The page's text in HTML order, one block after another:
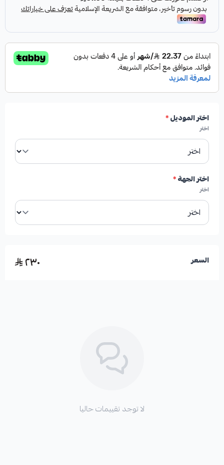
مميزات المنتج:
✓من الشركة الأمريكية HIGHROAD AUTO PARTS.
✓جودة عالية، درجة أولى.
✓يشمل: مقص خلفي علوي، مقص خلفي سفلي، مقص
خلفي تحت الياي، ومقص التعليق الخلفي.
الأعطال المحتملة الناتجة عن تلف المقصات
الخلفية:
تآكل غير متساوٍ للإطارات الخلفية.
اختر الموديل*
اختر
اختر الجهة*
اختر
السعر ٢٣٠
لا توجد تقييمات حاليا